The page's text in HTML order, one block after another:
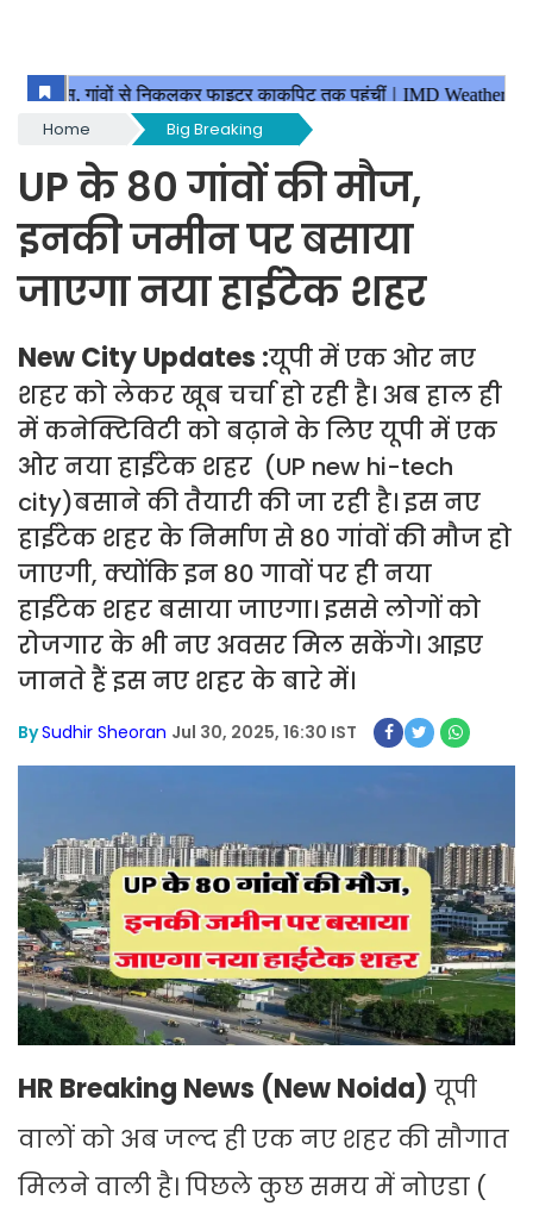
Home Big Breaking
UP के 80 गांवों की मौज,
इनकी जमीन पर बसाया
जाएगा नया हाईटेक शहर
New City Updates :यूपी में एक ओर नए
शहर को लेकर खूब चर्चा हो रही है। अब हाल ही
में कनेक्टिविटी को बढ़ाने के लिए यूपी में एक
ओर नया हाईटेक शहर (UP new hi-tech
city)बसाने की तैयारी की जा रही है। इस नए
हाईटेक शहर के निर्माण से 80 गांवों की मौज हो
जाएगी, क्योंकि इन 80 गावों पर ही नया
हाईटेक शहर बसाया जाएगा। इससे लोगों को
रोजगार के भी नए अवसर मिल सकेंगे। आइए
जानते हैं इस नए शहर के बारे में।
BySudhir Sheoran Jul 30, 2025, 16:30 IST
HR Breaking News (New Noida) यूपी
वालों को अब जल्द ही एक नए शहर की सौगात
मिलने वाली है। पिछले कुछ समय में नोएडा (